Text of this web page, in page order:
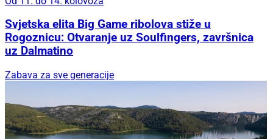
Svjetska elita Big Game ribolova stiže u
Rogoznicu: Otvaranje uz Soulfingers, završnica
uz Dalmatino
Zabava za sve generacije